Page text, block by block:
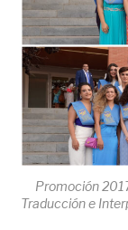
Promoción
Traducción e